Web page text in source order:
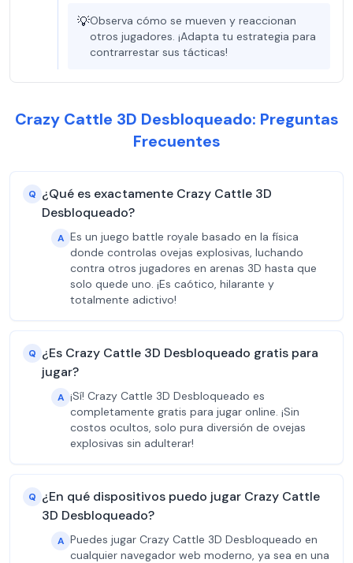
💡Observa cómo se mueven y reaccionan
otros jugadores. ¡Adapta tu estrategia para
contrarrestar sus tácticas!
Crazy Cattle 3D Desbloqueado: Preguntas
Frecuentes
Q ¿Qué es exactamente Crazy Cattle 3D
Desbloqueado?
A Es un juego battle royale basado en la física
donde controlas ovejas explosivas, luchando
contra otros jugadores en arenas 3D hasta que
solo quede uno. ¡Es caótico, hilarante y
totalmente adictivo!
Q ¿Es Crazy Cattle 3D Desbloqueado gratis para
jugar?
A ¡Sí! Crazy Cattle 3D Desbloqueado es
completamente gratis para jugar online. ¡Sin
costos ocultos, solo pura diversión de ovejas
explosivas sin adulterar!
Q ¿En qué dispositivos puedo jugar Crazy Cattle
3D Desbloqueado?
A Puedes jugar Crazy Cattle 3D Desbloqueado en
cualquier navegador web moderno, ya sea en una